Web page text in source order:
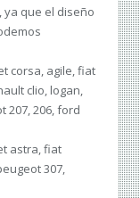
que el diseño
corsa, agile, fiat
clio, logan,
207, 206, ford
astra, fiat
307,